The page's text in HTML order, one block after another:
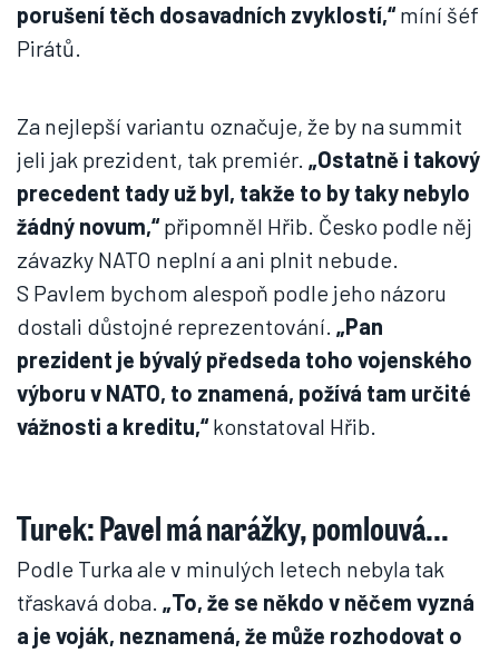
porušení těch dosavadních zvyklostí,“míní šéf
Pirátů.
Za nejlepší variantu označuje, že by na summit
jeli jak prezident, tak premiér. „Ostatně i takový
precedent tady už byl, takže to by taky nebylo
žádný novum,“připomněl Hřib. Česko podle něj
závazky NATO neplní a ani plnit nebude.
S Pavlem bychom alespoň podle jeho názoru
dostali důstojné reprezentování. „Pan
prezident je bývalý předseda toho vojenského
výboru v NATO, to znamená, požívá tam určité
vážnosti a kreditu,“konstatoval Hřib.
Turek: Pavel má narážky, pomlouvá...
Podle Turka ale v minulých letech nebyla tak
třaskavá doba. „To, že se někdo v něčem vyzná
a je voják, neznamená, že může rozhodovat o